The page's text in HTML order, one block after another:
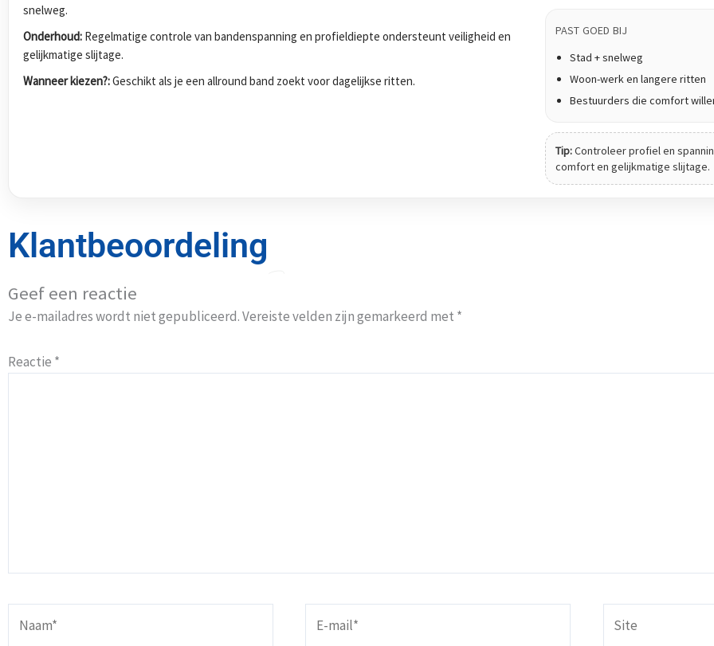
snelweg.
Onderhoud: Regelmatige controle van bandenspanning en profieldiepte ondersteunt veiligheid en
gelijkmatige slijtage.
Wanneer kiezen?:Geschikt als je een allround band zoekt voor dagelijkse ritten.
PAST GOED BIJ
Stad + snelweg
Woon-werk en langere ritten
Bestuurders die comfort
Tip:Controleer profiel en
comfort en gelijkmatige slijtage.
Klantbeoordeling
Geef een reactie
Je e-mailadres wordt niet gepubliceerd.Vereiste velden zijn gemarkeerd met *
Reactie *
mail*